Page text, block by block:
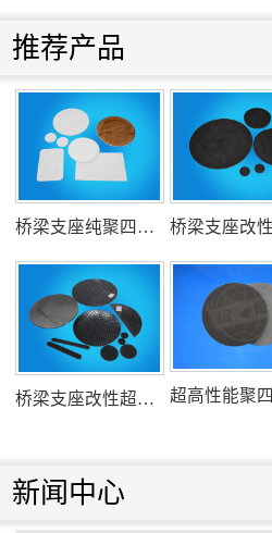
组织客户体验深州蜜
衡水市委书记新项目
推荐产品
桥梁支座纯聚四氟乙烯滑板
桥梁支座改性超高分子量聚乙烯滑板
新闻中心